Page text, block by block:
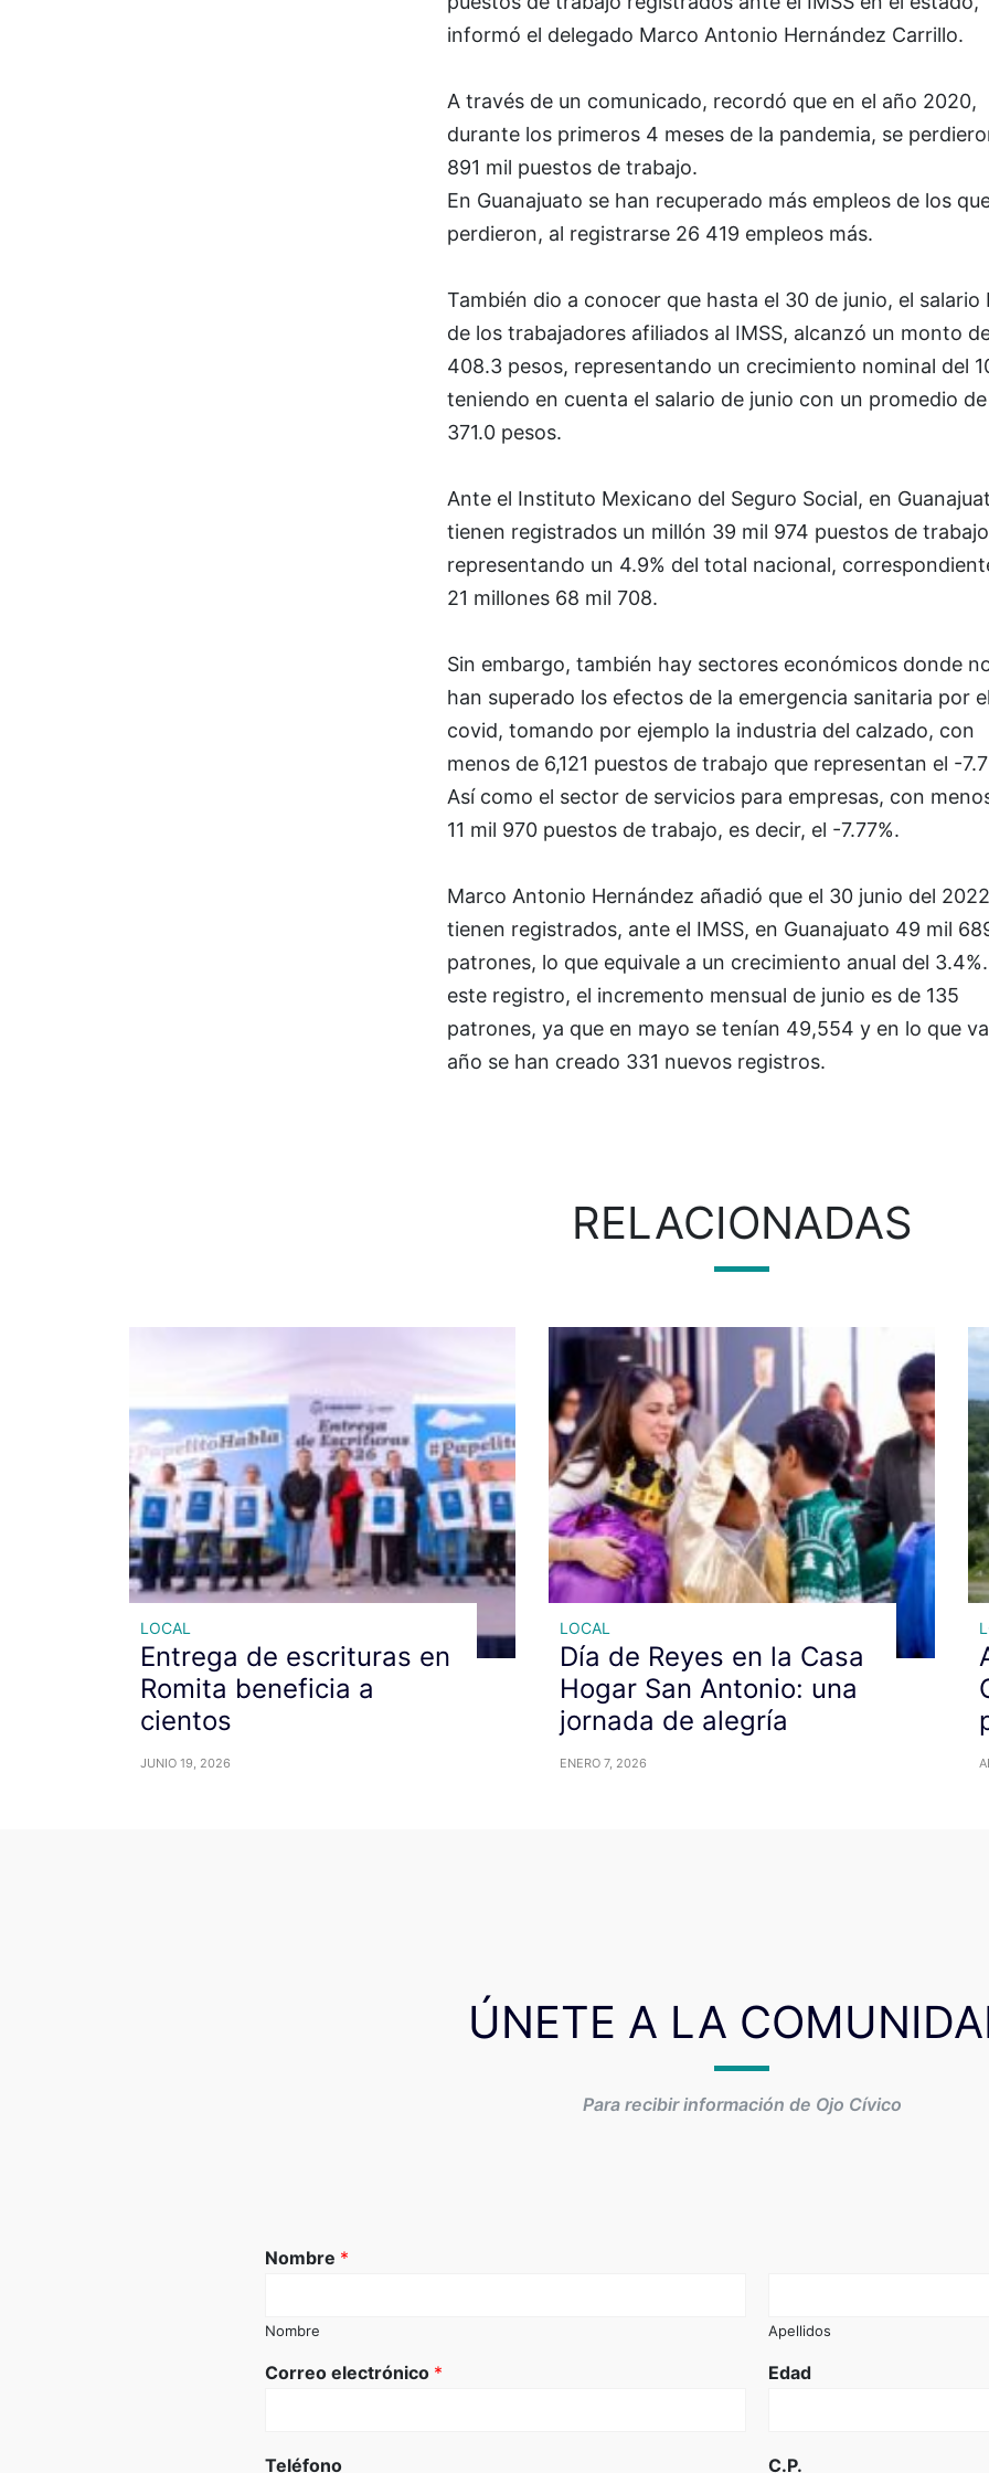
informó el delegado Marco Antonio Hernández Carrillo.
A través de un comunicado, recordó que en el año 2020,
durante los primeros 4 meses de la pandemia, se
891 mil puestos de trabajo.
En Guanajuato se han recuperado más empleos de los
perdieron, al registrarse 26 419 empleos más.
También dio a conocer que hasta el 30 de junio, el salario
de los trabajadores afiliados al IMSS, alcanzó un monto
408.3 pesos, representando un crecimiento nominal del
teniendo en cuenta el salario de junio con un promedio de
371.0 pesos.
Ante el Instituto Mexicano del Seguro Social, en
tienen registrados un millón 39 mil 974 puestos de
representando un 4.9% del total nacional,
21 millones 68 mil 708.
Sin embargo, también hay sectores económicos donde
han superado los efectos de la emergencia sanitaria por
covid, tomando por ejemplo la industria del calzado, con
menos de 6,121 puestos de trabajo que representan el -
Así como el sector de servicios para empresas, con
11 mil 970 puestos de trabajo, es decir, el -7.77%.
Marco Antonio Hernández añadió que el 30 junio del
tienen registrados, ante el IMSS, en Guanajuato 49 mil
patrones, lo que equivale a un crecimiento anual del
este registro, el incremento mensual de junio es de 135
patrones, ya que en mayo se tenían 49,554 y en lo que
año se han creado 331 nuevos registros.
RELACIONADAS
LOCAL
Entrega de escrituras en
Romita beneficia a
cientos
JUNIO 19, 2026
LOCAL
Día de Reyes en la Casa
Hogar San Antonio: una
jornada de alegría
ENERO 7, 2026
ÚNETE A LA
Para recibir información de Ojo Cívico
Nombre *
Nombre Apellidos
Correo electrónico * Edad
Teléfono C.P.